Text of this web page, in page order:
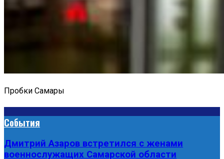
Пробки Самары
События
Дмитрий Азаров встретился с женами
военнослужащих Самарской области